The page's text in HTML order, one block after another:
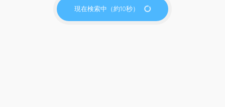
現在検索中（約10秒）